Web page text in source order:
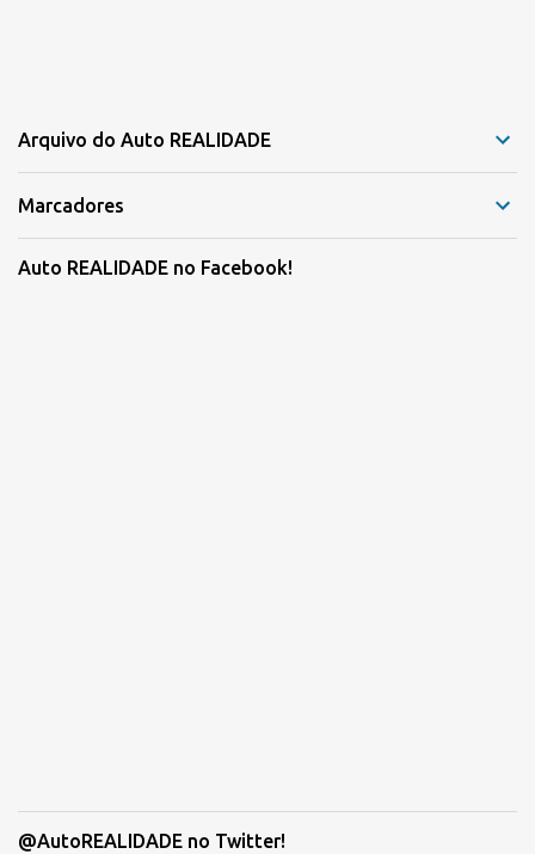
Arquivo do Auto REALIDADE
Marcadores
Auto REALIDADE no Facebook!
@AutoREALIDADE no Twitter!